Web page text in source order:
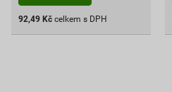
92,49 Kč celkem s DPH